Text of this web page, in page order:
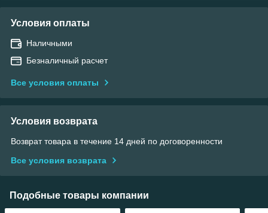
Условия оплаты
Наличными
Безналичный расчет
Все условия оплаты
Условия возврата
Возврат товара в течение 14 дней по договоренности
Все условия возврата
Подобные товары компании